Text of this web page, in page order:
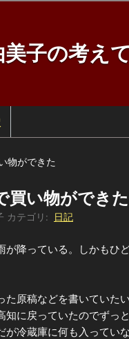
子の考え
物ができた
買い物ができた
カテゴリ: 日記
降っている。しかもひ
原稿などを書いていた
知に戻っていたのでずっ
冷蔵庫に何も入ってい